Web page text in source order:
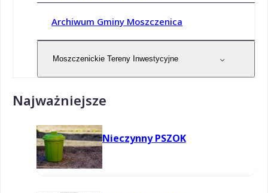
Archiwum Gminy Moszczenica
Moszczenickie Tereny Inwestycyjne
Najważniejsze
Nieczynny PSZOK